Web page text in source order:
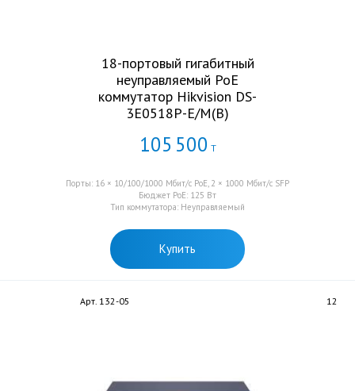
18-портовый гигабитный
неуправляемый PoE
коммутатор Hikvision DS-
3E0518P-E/M(B)
105 500 Т
Порты: 16 × 10/100/1000 Мбит/с PoE, 2 × 1000 Мбит/с SFP
Бюджет PoE: 125 Вт
Тип коммутатора: Неуправляемый
Купить
Арт. 132-05 12